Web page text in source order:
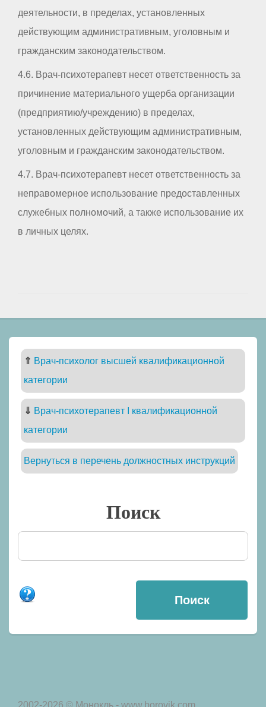
деятельности, в пределах, установленных
действующим административным, уголовным и
гражданским законодательством.
4.6. Врач-психотерапевт несет ответственность за
причинение материального ущерба организации
(предприятию/учреждению) в пределах,
установленных действующим административным,
уголовным и гражданским законодательством.
4.7. Врач-психотерапевт несет ответственность за
неправомерное использование предоставленных
служебных полномочий, а также использование их
в личных целях.
⇑ Врач-психолог высшей квалификационной
категории
⇓ Врач-психотерапевт I квалификационной
категории
Вернуться в перечень должностных инструкций
Поиск